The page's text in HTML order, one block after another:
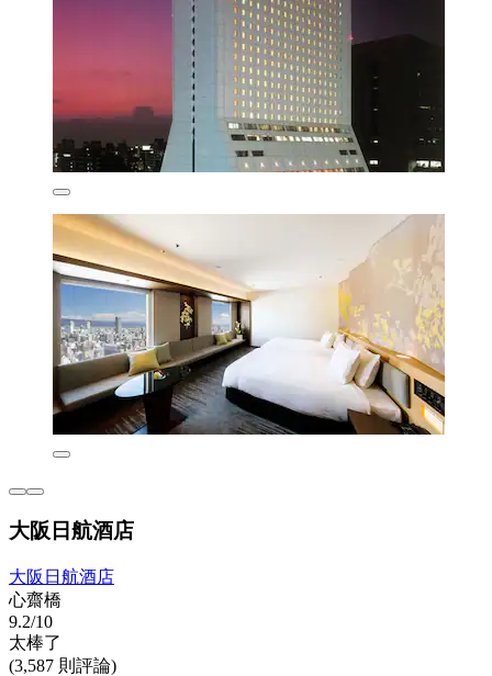
大阪日航酒店
大阪日航酒店
心齋橋
9.2/10
太棒了
(3,587 則評論)